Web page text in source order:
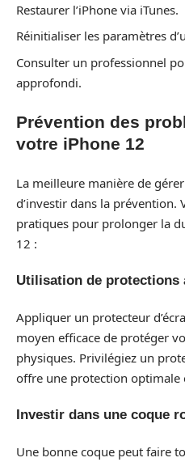
Restaurer l’iPhone via iTunes.
Réinitialiser les paramètres
Consulter un professionnel
approfondi.
Prévention des
votre iPhone 12
La meilleure manière de
d’investir dans la prévention.
pratiques pour prolonger la
12 :
Utilisation de protections
Appliquer un protecteur
moyen efficace de protéger
physiques. Privilégiez un
offre une protection optimale
Investir dans une coque
Une bonne coque peut faire